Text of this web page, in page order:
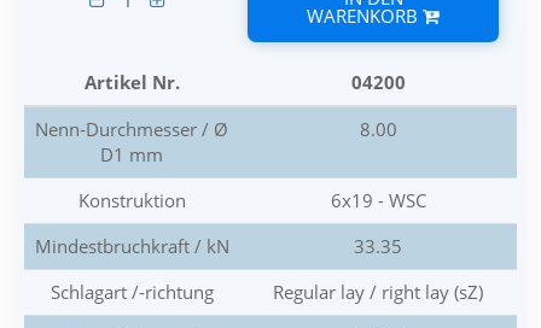
WARENKORB
Artikel Nr.
04200
Nenn-Durchmesser / Ø
D1 mm
8.00
Konstruktion
6x19 - WSC
Mindestbruchkraft / kN
33.35
Schlagart /-richtung
Regular lay / right lay (sZ)